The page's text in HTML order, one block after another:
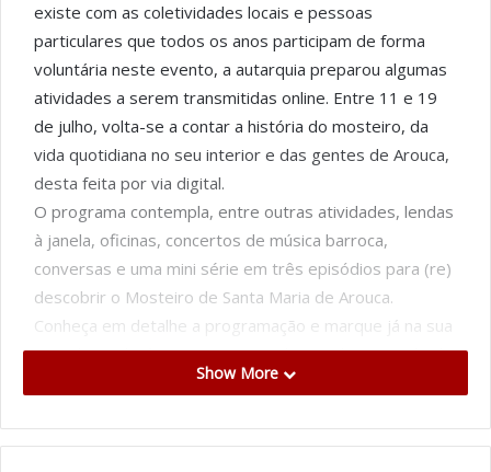
existe com as coletividades locais e pessoas
particulares que todos os anos participam de forma
voluntária neste evento, a autarquia preparou algumas
atividades a serem transmitidas online. Entre 11 e 19
de julho, volta-se a contar a história do mosteiro, da
vida quotidiana no seu interior e das gentes de Arouca,
desta feita por via digital.
O programa contempla, entre outras atividades, lendas
à janela, oficinas, concertos de música barroca,
conversas e uma mini série em três episódios para (re)
descobrir o Mosteiro de Santa Maria de Arouca.
Conheça em detalhe a programação e marque já na sua
agenda. Poderá assistir a esta edição online através da
página de Facebook do evento em
Show More